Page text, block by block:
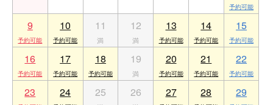
9 10 11 12 13 14 15
16 17 18 19 20 21 22
23 24 25 26 27 28 29